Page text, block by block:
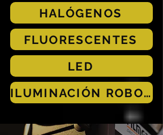
HALÓGENOS
FLUORESCENTES
LED
ILUMINACIÓN ROBOTIZADA